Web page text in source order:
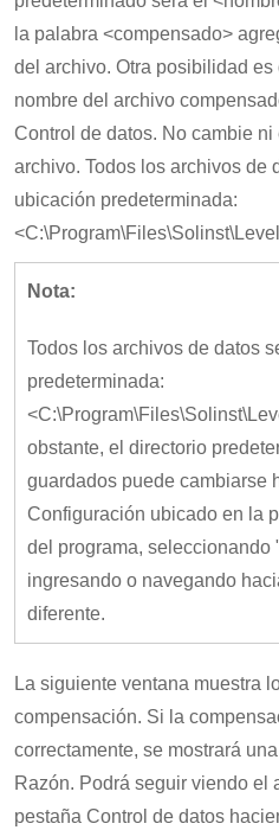
la palabra <compensado>
del archivo. Otra posibilidad es
nombre del archivo
Control de datos. No cambie
archivo. Todos los archivos de
ubicación predeterminada:
Nota:
Todos los archivos de datos
predeterminada:
obstante, el directorio
guardados puede cambiarse
Configuración ubicado en la
del programa,
ingresando o navegando
diferente.
La siguiente ventana muestra
compensación. Si la
correctamente, se mostrará
Razón. Podrá seguir viendo el
pestaña Control de datos